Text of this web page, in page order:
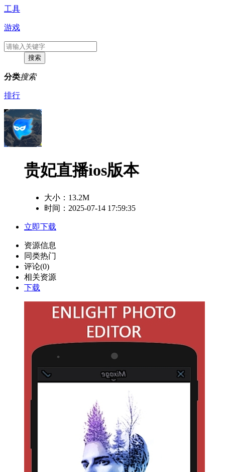
工具
游戏
分类搜索
排行
贵妃直播ios版本
大小： 13.2M
时间：2025-07-14 17:59:35
立即下载
资源信息
同类热门
评论(0)
相关资源
下载